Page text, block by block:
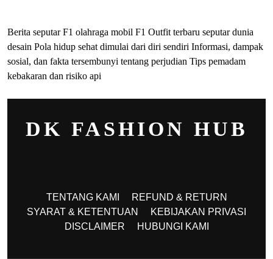
Berita seputar F1 olahraga mobil F1 Outfit terbaru seputar dunia
desain Pola hidup sehat dimulai dari diri sendiri Informasi, dampak
sosial, dan fakta tersembunyi tentang perjudian Tips pemadam
kebakaran dan risiko api
DK FASHION HUB
TENTANG KAMI
REFUND & RETURN
SYARAT & KETENTUAN
KEBIJAKAN PRIVASI
DISCLAIMER
HUBUNGI KAMI